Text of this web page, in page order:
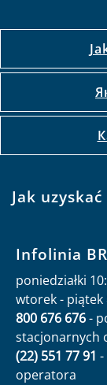
Jak
Infolinia
poniedziałki
wtorek - piątek
800 676 676-
stacjonarnych
(22) 551 77 91 -
operatora